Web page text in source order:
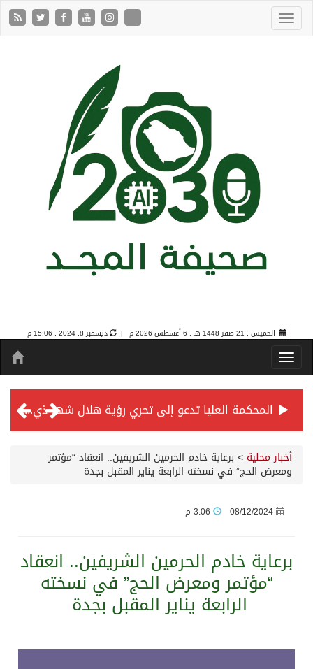
الخميس , 21 صفر 1448 هـ , 6 أغسطس 2026 م | ديسمبر 8, 2024 , 15:06 م
المحكمة العليا تدعو إلى تحري رؤية هلال شهر ذي الحجة مساء يوم الأحد الثلاثين من شهر ذي القعدة -حسب تقويم أم القرى- التاسع والعشرين حسب قرار المحكمة العليا
سمو ولي العهد يرأس جلسة مجلس الوزراء في جدة
أخبار محلية > برعاية خادم الحرمين الشريفين.. انعقاد “مؤتمر
ومعرض الحج” في نسخته الرابعة يناير المقبل بجدة
08/12/2024
برعاية خادم الحرمين الشريفين.. انعقاد
“مؤتمر ومعرض الحج” في نسخته
الرابعة يناير المقبل بجدة